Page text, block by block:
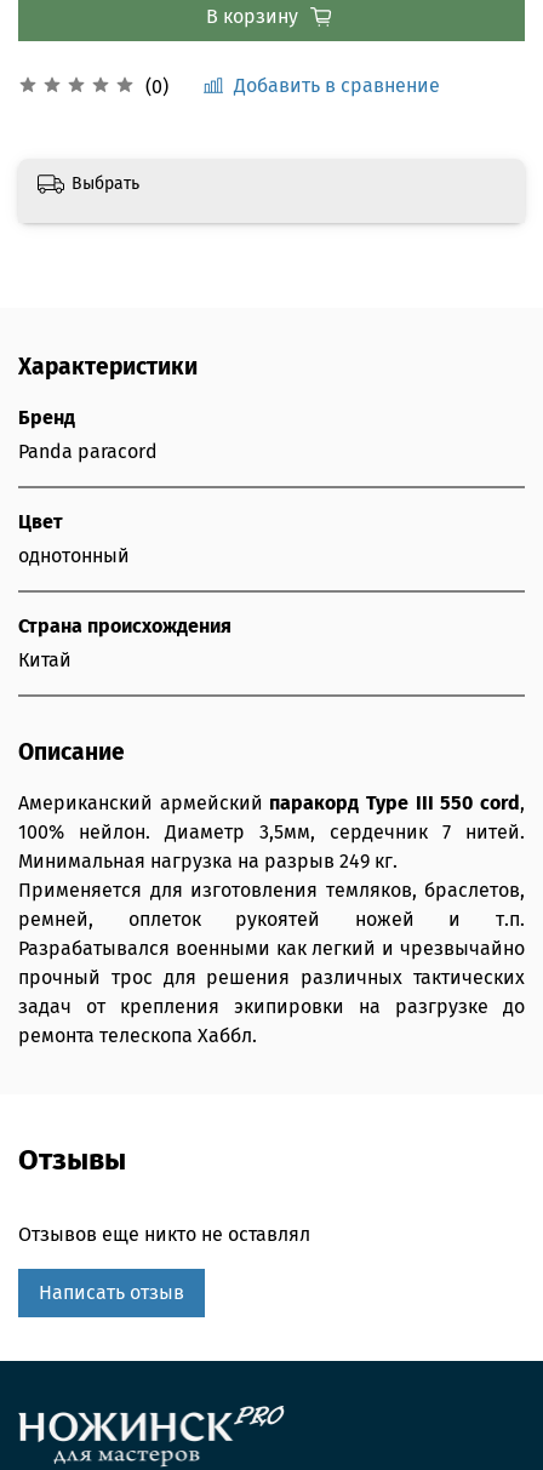
(0) Добавить в сравнение
В корзину
Выбрать
Характеристики
Бренд
Panda paracord
Цвет
однотонный
Страна происхождения
Китай
Описание
Американский армейский паракорд Type III 550 cord,
100% нейлон. Диаметр 3,5мм, сердечник 7 нитей.
Минимальная нагрузка на разрыв 249 кг.
Применяется для изготовления темляков, браслетов,
ремней, оплеток рукоятей ножей и т.п.
Разрабатывался военными как легкий и чрезвычайно
прочный трос для решения различных тактических
задач от крепления экипировки на разгрузке до
ремонта телескопа Хаббл.
Отзывы
Отзывов еще никто не оставлял
Написать отзыв